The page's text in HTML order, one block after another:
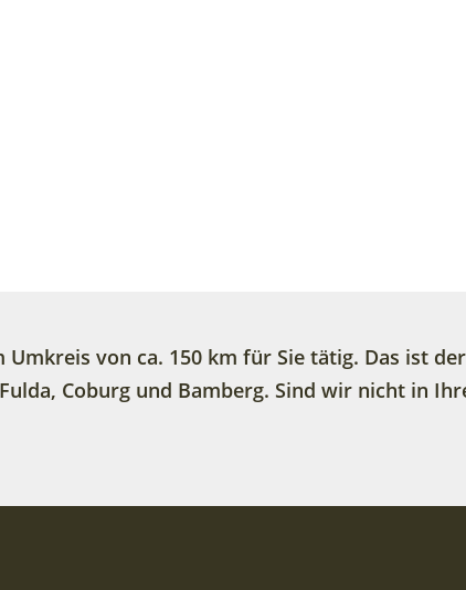
Umkreis von ca. 150 km für Sie tätig. Das ist
Coburg und Bamberg. Sind wir nicht in